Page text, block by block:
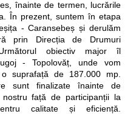
înainte de termen, lucrările
În prezent, suntem în etapa
- Caransebeș și derulăm
prin Direcția de Drumuri
obiectiv major îl
- Topolovăț, unde vom
suprafață de 187.000 mp.
sunt finalizate înainte de
față de participanții la
calitate și eficiență.